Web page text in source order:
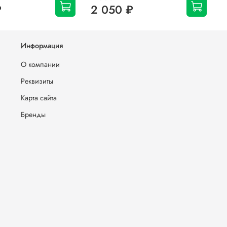
2 050 ₽
Информация
О компании
Реквизиты
Карта сайта
Бренды